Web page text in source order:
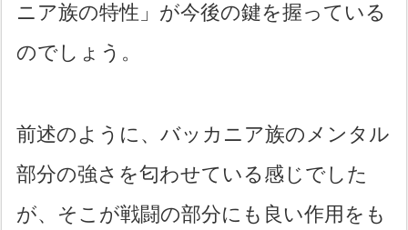
ニア族の特性」が今後の鍵を握っている
のでしょう。
前述のように、バッカニア族のメンタル
部分の強さを匂わせている感じでした
が、そこが戦闘の部分にも良い作用をも